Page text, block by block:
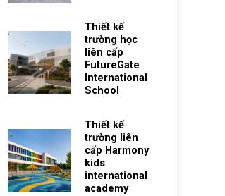
Thiết kế
trường học
liên cấp
FutureGate
International
School
Thiết kế
trường liên
cấp Harmony
kids
international
academy